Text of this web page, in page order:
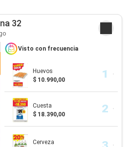
32
Visto con frecuencia
Huevos
$ 10.990,00
Cuesta
$ 18.390,00
Cerveza